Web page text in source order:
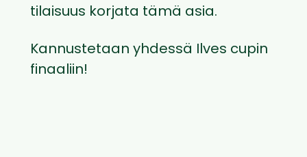
tilaisuus korjata tämä asia.
Kannustetaan yhdessä Ilves cupin
finaaliin!